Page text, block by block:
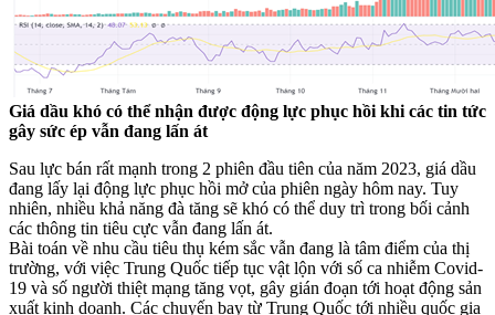
Giá dầu khó có thể nhận được động lực phục hồi khi các tin tức
gây sức ép vẫn đang lấn át
Sau lực bán rất mạnh trong 2 phiên đầu tiên của năm 2023, giá dầu
đang lấy lại động lực phục hồi mở của phiên ngày hôm nay. Tuy
nhiên, nhiều khả năng đà tăng sẽ khó có thể duy trì trong bối cảnh
các thông tin tiêu cực vẫn đang lấn át.
Bài toán về nhu cầu tiêu thụ kém sắc vẫn đang là tâm điểm của thị
trường, với việc Trung Quốc tiếp tục vật lộn với số ca nhiễm Covid-
19 và số người thiệt mạng tăng vọt, gây gián đoạn tới hoạt động sản
xuất kinh doanh. Các chuyến bay từ Trung Quốc tới nhiều quốc gia